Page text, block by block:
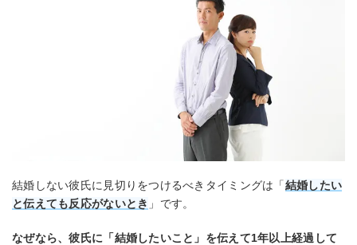
結婚しない彼氏に見切りをつけるべきタイミングは「結婚したい
と伝えても反応がないとき 」です。
なぜなら、彼氏に「結婚したいこと」を伝えて1年以上経過して